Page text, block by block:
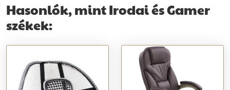
Hasonlók, mint Irodai és Gamer
székek: